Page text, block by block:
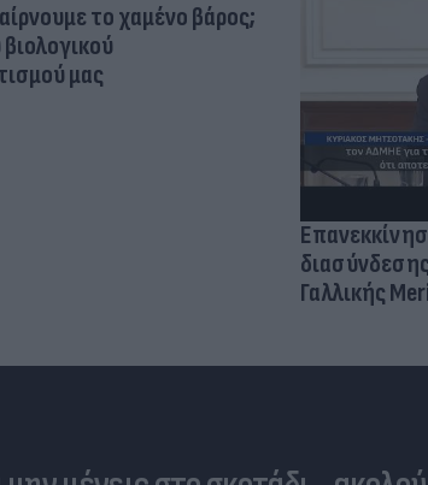
το χαμένο βάρος;
μας
Γαλλικής